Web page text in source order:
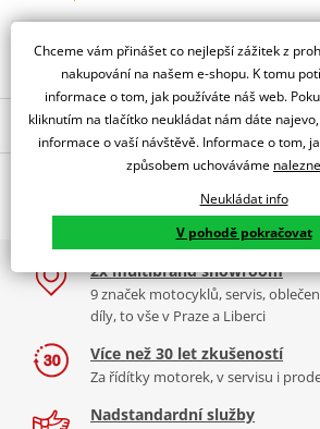
Obraťte se na specialistu
Popis a parametry
Jsme autorizovaný
dealer značky PUIG
RACING SCREEN YAMAHA YZF-R6 17' C/
Tabulka velikostí
Jak se změřit
Co když mi to nebude
PUIG byl založen v roce 1964 ve Španělsku.
Granollers poblíž Barcelony na ploše 8 000
dělí na 3 části: komerční, odlitkovou a
let se účastní nejslavnějších závodů
naší nabídce naleznete doplňky a
padací protektory a mnoho dalšího.
2x multibrand showroom
9 značek motocyklů, servis,
díly, to vše v Praze a Liberci
Více než 30 let zkušeností
Za řídítky motorek, v servisu i
Nadstandardní služby
Chceme vám přinášet co nejlepší zážitek z
nakupování na našem e-shopu. K tomu
informace o tom, jak používáte náš web.
kliknutím na tlačítko neukládat nám dáte
informace o vaší návštěvě. Informace o tom,
způsobem uchováváme
Neukládat info
V pohodě pokračovat